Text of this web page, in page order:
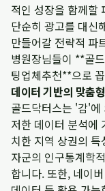
적인 성장을 함께할
단순히 광고를 대신
만들어갈 전략적 파
병원장님들이 **골
팅업체추천**으로
데이터 기반의 맞춤
골드닥터스는 '감'에
저한 데이터 분석에
치한 지역 상권의
자군의 인구통계학
합니다. 또한, 네이